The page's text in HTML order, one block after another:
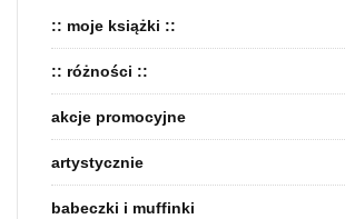
:: moje książki ::
:: różności ::
akcje promocyjne
artystycznie
babeczki i muffinki